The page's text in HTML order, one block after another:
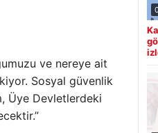
ve nereye ait
Sosyal güvenlik
Üye Devletlerdeki